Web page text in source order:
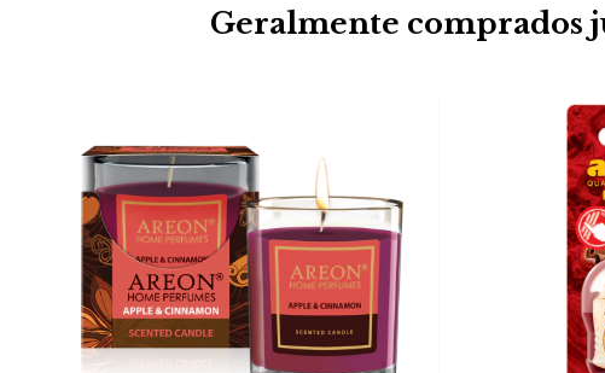
Geralmente comprados